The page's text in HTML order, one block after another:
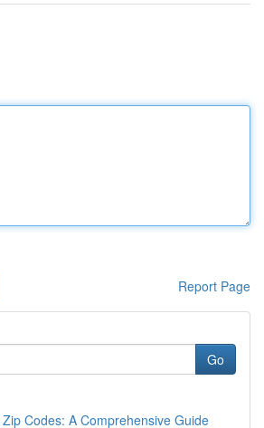
Report Page
Go
Codes: A Comprehensive Guide